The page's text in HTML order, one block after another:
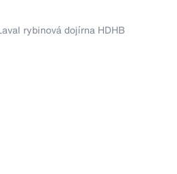
rybinová dojírna HDHB